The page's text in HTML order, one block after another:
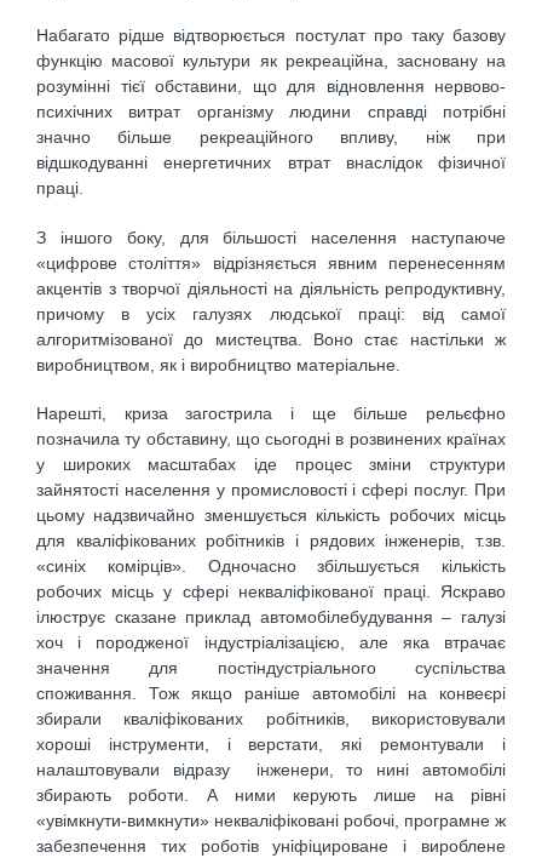
Набагато рідше відтворюється постулат про таку базову
функцію масової культури як рекреаційна, засновану на
розумінні тієї обставини, що для відновлення нервово-
психічних витрат організму людини справді потрібні
значно більше рекреаційного впливу, ніж при
відшкодуванні енергетичних втрат внаслідок фізичної
праці.
З іншого боку, для більшості населення наступаюче
«цифрове століття» відрізняється явним перенесенням
акцентів з творчої діяльності на діяльність репродуктивну,
причому в усіх галузях людської праці: від самої
алгоритмізованої до мистецтва. Воно стає настільки ж
виробництвом, як і виробництво матеріальне.
Нарешті, криза загострила і ще більше рельєфно
позначила ту обставину, що сьогодні в розвинених країнах
у широких масштабах іде процес зміни структури
зайнятості населення у промисловості і сфері послуг. При
цьому надзвичайно зменшується кількість робочих місць
для кваліфікованих робітників і рядових інженерів, т.зв.
«синіх комірців». Одночасно збільшується кількість
робочих місць у сфері некваліфікованої праці. Яскраво
ілюструє сказане приклад автомобілебудування – галузі
хоч і породженої індустріалізацією, але яка втрачає
значення для постіндустріального суспільства
споживання. Тож якщо раніше автомобілі на конвеєрі
збирали кваліфікованих робітників, використовували
хороші інструменти, і верстати, які ремонтували і
налаштовували відразу інженери, то нині автомобілі
збирають роботи. А ними керують лише на рівні
«увімкнути-вимкнути» некваліфіковані робочі, програмне ж
забезпечення тих роботів уніфіцироване і вироблене